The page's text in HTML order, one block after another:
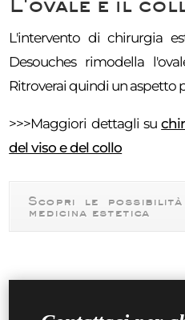
L'intervento di chirurgia
Desouches rimodella
Ritroverai quindi un aspetto
>>>Maggiori dettagli su
del viso e del collo
Scopri le
medicina estetica